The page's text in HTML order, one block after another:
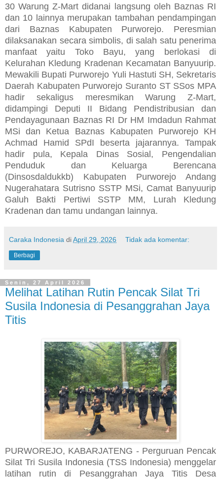
30 Warung Z-Mart didanai langsung oleh Baznas RI
dan 10 lainnya merupakan tambahan pendampingan
dari Baznas Kabupaten Purworejo. Peresmian
dilaksanakan secara simbolis, di salah satu penerima
manfaat yaitu Toko Bayu, yang berlokasi di
Kelurahan Kledung Kradenan Kecamatan Banyuurip.
Mewakili Bupati Purworejo Yuli Hastuti SH, Sekretaris
Daerah Kabupaten Purworejo Suranto ST SSos MPA
hadir sekaligus meresmikan Warung Z-Mart,
didampingi Deputi II Bidang Pendistribusian dan
Pendayagunaan Baznas RI Dr HM Imdadun Rahmat
MSi dan Ketua Baznas Kabupaten Purworejo KH
Achmad Hamid SPdI beserta jajarannya. Tampak
hadir pula, Kepala Dinas Sosial, Pengendalian
Penduduk dan Keluarga Berencana
(Dinsosdaldukkb) Kabupaten Purworejo Andang
Nugerahatara Sutrisno SSTP MSi, Camat Banyuurip
Galuh Bakti Pertiwi SSTP MM, Lurah Kledung
Kradenan dan tamu undangan lainnya.
Caraka Indonesia diApril 29, 2026 Tidak ada komentar:
Berbagi
Senin, 27 April 2026
Melihat Latihan Rutin Pencak Silat Tri
Susila Indonesia di Pesanggrahan Jaya
Titis
PURWOREJO, KABARJATENG - Perguruan Pencak
Silat Tri Susila Indonesia (TSS Indonesia) menggelar
latihan rutin di Pesanggrahan Jaya Titis Desa